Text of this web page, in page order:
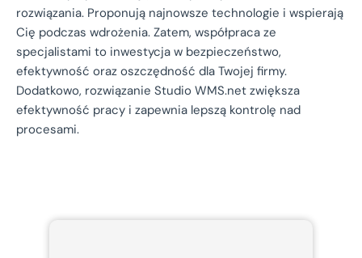
rozwiązania. Proponują najnowsze technologie i wspierają
Cię podczas wdrożenia. Zatem, współpraca ze
specjalistami to inwestycja w bezpieczeństwo,
efektywność oraz oszczędność dla Twojej firmy.
Dodatkowo, rozwiązanie Studio WMS.net zwiększa
efektywność pracy i zapewnia lepszą kontrolę nad
procesami.